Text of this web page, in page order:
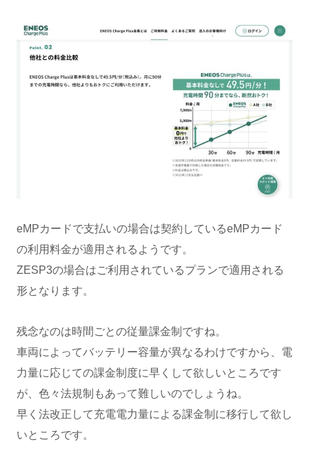
eMPカードで支払いの場合は契約しているeMPカード
の利用料金が適用されるようです。
ZESP3の場合はご利用されているプランで適用される
形となります。
残念なのは時間ごとの従量課金制ですね。
車両によってバッテリー容量が異なるわけですから、電
力量に応じての課金制度に早くして欲しいところです
が、色々法規制もあって難しいのでしょうね。
早く法改正して充電電力量による課金制に移行して欲し
いところです。